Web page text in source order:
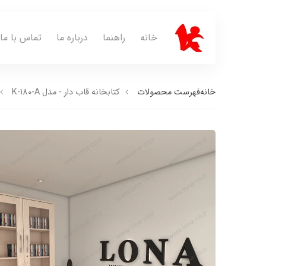
خانه راهنما درباره ما تماس با ما
خانهفهرست محصولات کتابخانه قاب دار - مدل K-180-A